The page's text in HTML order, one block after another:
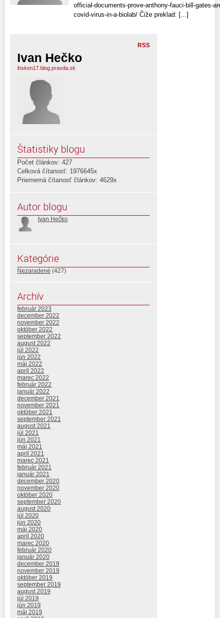
official-documents-prove-anthony-fauci-bill-gates-
covid-virus-in-a-biolab/ Čiže preklad: [...]
RSS
Ivan Hečko
ihsken17.blog.pravda.sk
Štatistiky blogu
Počet článkov: 427
Celková čítanosť: 1976645x
Priemerná čítanosť článkov: 4629x
Autor blogu
Ivan Hečko
Kategórie
Nezaradené (427)
Archív
február 2023
december 2022
november 2022
október 2022
september 2022
august 2022
júl 2022
jún 2022
máj 2022
apríl 2022
marec 2022
február 2022
január 2022
december 2021
november 2021
október 2021
september 2021
august 2021
júl 2021
jún 2021
máj 2021
apríl 2021
marec 2021
február 2021
január 2021
december 2020
november 2020
október 2020
september 2020
august 2020
júl 2020
jún 2020
máj 2020
apríl 2020
marec 2020
február 2020
január 2020
december 2019
november 2019
október 2019
september 2019
august 2019
júl 2019
jún 2019
máj 2019